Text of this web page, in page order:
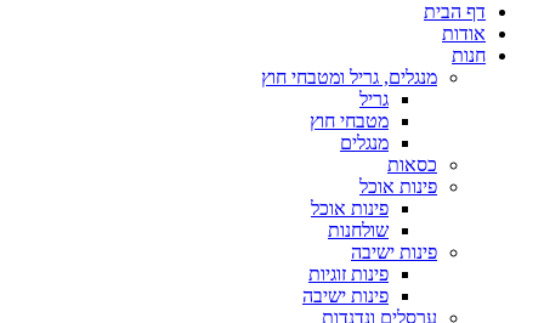
דף הבית
אודות
חנות
מנגלים, גריל ומטבחי חוץ
גריל
מטבחי חוץ
מנגלים
כסאות
פינות אוכל
פינות אוכל
שולחנות
פינות ישיבה
פינות זוגיות
פינות ישיבה
ערסלים ונדנדות